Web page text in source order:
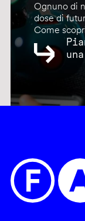
Ognuno di
dose di
Come